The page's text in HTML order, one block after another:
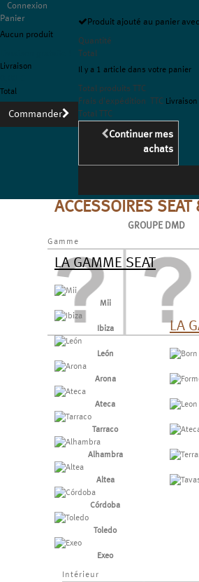
Connexion
Panier
Aucun produit
Livraison
Total
Commander
Produit ajouté au panier
Quantité
Total
Il y a 1 article dans votre panier
Total produits TTC
Frais d'expédition TTC
Total TTC
Continuer mes
achats
ACCESSOIRES SEAT
GROUPE DMD
Gamme
LA GAMME SEAT
Mii
Ibiza
León
Arona
Ateca
Tarraco
Alhambra
Altea
Córdoba
Toledo
Exeo
LA
Intérieur